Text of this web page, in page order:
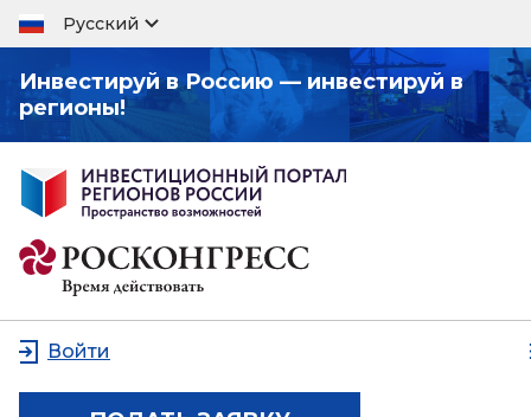
Русский
Инвестируй в Россию — инвестируй в
регионы!
Войти